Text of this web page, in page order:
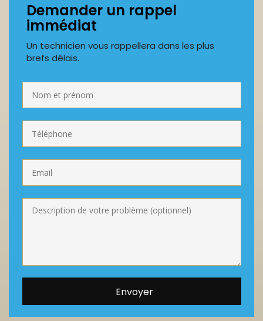
Demander un rappel
immédiat
Un technicien vous rappellera dans les plus
brefs délais.